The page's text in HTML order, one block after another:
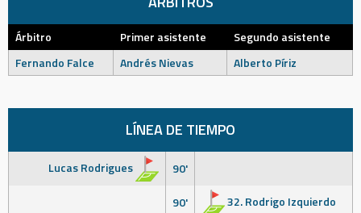
Árbitro Primer asistente
Segundo asistente
Fernando Falce
Andrés Nievas Alberto Píriz
LÍNEA DE TIEMPO
Lucas Rodrigues
90'
90'
32. Rodrigo Izquierdo